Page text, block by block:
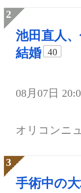
池田直人
結婚
40
08月07日
オリコンニ
手術中の